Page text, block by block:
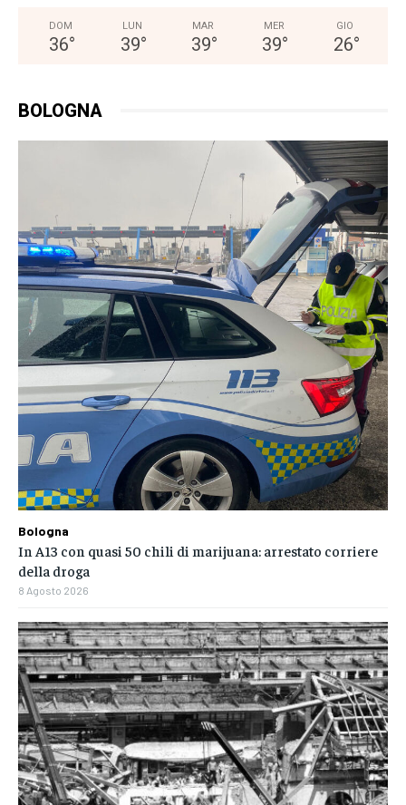
DOM
36°
LUN
39°
MAR
39°
MER
39°
GIO
26°
BOLOGNA
Bologna
In A13 con quasi 50 chili di marijuana: arrestato corriere
della droga
8 Agosto 2026